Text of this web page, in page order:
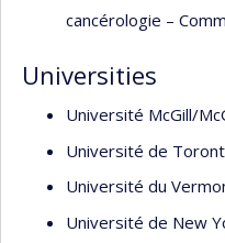
cancérologie –
Universities
Université McGill/
Université de
Université du
Université de New